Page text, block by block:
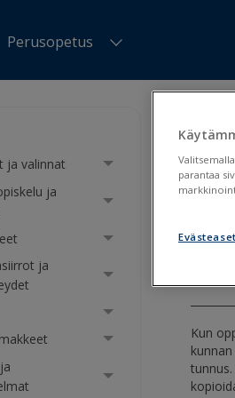
Perusopetus
ja valinnat
ja
ja
Kun
parantaa